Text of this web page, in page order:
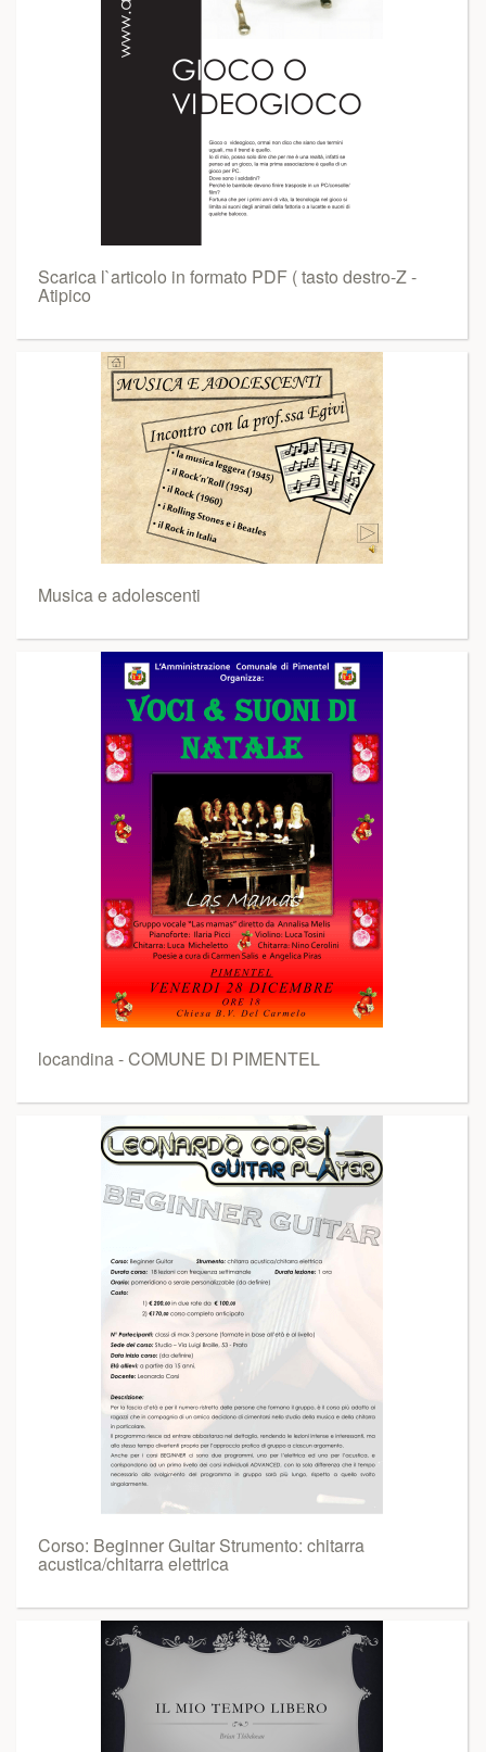
Scarica l`articolo in formato PDF ( tasto destro-Z -
Atipico
Musica e adolescenti
locandina - COMUNE DI PIMENTEL
Corso: Beginner Guitar Strumento: chitarra
acustica/chitarra elettrica